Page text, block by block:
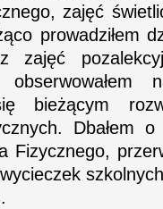
zajęć
prowadziłem
zajęć
obserwowałem
bieżącym
Dbałem
Fizycznego,